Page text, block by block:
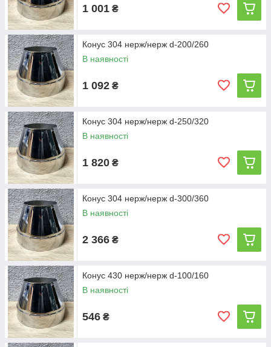
1 001 ₴
Конус 304 нерж/нерж d-200/260
В наявності
1 092 ₴
Конус 304 нерж/нерж d-250/320
В наявності
1 820 ₴
Конус 304 нерж/нерж d-300/360
В наявності
2 366 ₴
Конус 430 нерж/нерж d-100/160
В наявності
546 ₴